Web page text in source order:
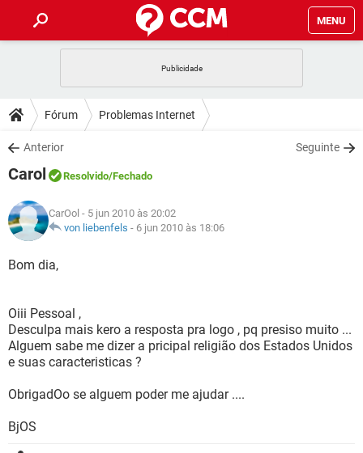
MENU
CELULAR FACEBOOK
OUTLOOK
INSTAGRAM
GUIA DE COMPRAS
DICAS
JOGOS WHATSAPP
INSTAGRAM
GUIA DE COMPRAS
DOWNLOADS
JOGOS
CELULAR
OUTLOOK EXCEL
INSTAGRAM
JOGOS
CELULAR
OUTLOOK
GUIA DE COMPRAS
GLOSSÁRIO
JOGOS
OUTLOOK
INSTAGRAM GMAIL
GUIA DE COMPRAS
Fórum Problemas Internet
Anterior Seguinte
Carol Resolvido/Fechado
CarOol - 5 jun 2010 às 20:02
von liebenfels - 6 jun 2010 às 18:06
Bom dia,
Oiii Pessoal ,
Desculpa mais kero a resposta pra logo , pq presiso muito ...
Alguem sabe me dizer a pricipal religião dos Estados Unidos
e suas caracteristicas ?
ObrigadOo se alguem poder me ajudar ....
BjOS